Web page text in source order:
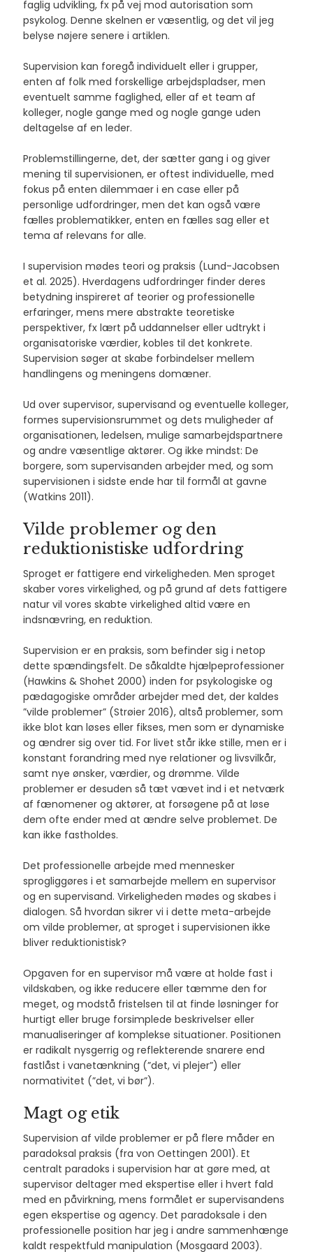
faglig udvikling, fx på vej mod autorisation som
psykolog. Denne skelnen er væsentlig, og det vil jeg
belyse nøjere senere i artiklen.
​Supervision kan foregå individuelt eller i grupper,
enten af folk med forskellige arbejdspladser, men
eventuelt samme faglighed, eller af et team af
kolleger, nogle gange med og nogle gange uden
deltagelse af en leder.
Problemstillingerne, det, der sætter gang i og giver
mening til supervisionen, er oftest individuelle, med
fokus på enten dilemmaer i en case eller på
personlige udfordringer, men det kan også være
fælles problematikker, enten en fælles sag eller et
tema af relevans for alle.
I supervision mødes teori og praksis (Lund-Jacobsen
et al. 2025). Hverdagens udfordringer finder deres
betydning inspireret af teorier og professionelle
erfaringer, mens mere abstrakte teoretiske
perspektiver, fx lært på uddannelser eller udtrykt i
organisatoriske værdier, kobles til det konkrete.
Supervision søger at skabe forbindelser mellem
handlingens og meningens domæner.
Ud over supervisor, supervisand og eventuelle kolleger,
formes supervisionsrummet og dets muligheder af
organisationen, ledelsen, mulige samarbejdspartnere
og andre væsentlige aktører. Og ikke mindst: De
borgere, som supervisanden arbejder med, og som
supervisionen i sidste ende har til formål at gavne
(Watkins 2011).
Vilde problemer og den
reduktionistiske udfordring
Sproget er fattigere end virkeligheden. Men sproget
skaber vores virkelighed, og på grund af dets fattigere
natur vil vores skabte virkelighed altid være en
indsnævring, en reduktion.
Supervision er en praksis, som befinder sig i netop
dette spændingsfelt. De såkaldte hjælpeprofessioner
(Hawkins & Shohet 2000) inden for psykologiske og
pædagogiske områder arbejder med det, der kaldes
”vilde problemer” (Strøier 2016), altså problemer, som
ikke blot kan løses eller fikses, men som er dynamiske
og ændrer sig over tid. For livet står ikke stille, men er i
konstant forandring med nye relationer og livsvilkår,
samt nye ønsker, værdier, og drømme. Vilde
problemer er desuden så tæt vævet ind i et netværk
af fænomener og aktører, at forsøgene på at løse
dem ofte ender med at ændre selve problemet. De
kan ikke fastholdes.
Det professionelle arbejde med mennesker
sprogliggøres i et samarbejde mellem en supervisor
og en supervisand. Virkeligheden mødes og skabes i
dialogen. Så hvordan sikrer vi i dette meta-arbejde
om vilde problemer, at sproget i supervisionen ikke
bliver reduktionistisk?
Opgaven for en supervisor må være at holde fast i
vildskaben, og ikke reducere eller tæmme den for
meget, og modstå fristelsen til at finde løsninger for
hurtigt eller bruge forsimplede beskrivelser eller
manualiseringer af komplekse situationer. Positionen
er radikalt nysgerrig og reflekterende snarere end
fastlåst i vanetænkning (”det, vi plejer”) eller
normativitet (”det, vi bør”).
Magt og etik
Supervision af vilde problemer er på flere måder en
paradoksal praksis (fra von Oettingen 2001). Et
centralt paradoks i supervision har at gøre med, at
supervisor deltager med ekspertise eller i hvert fald
med en påvirkning, mens formålet er supervisandens
egen ekspertise og agency. Det paradoksale i den
professionelle position har jeg i andre sammenhænge
kaldt respektfuld manipulation (Mosgaard 2003).